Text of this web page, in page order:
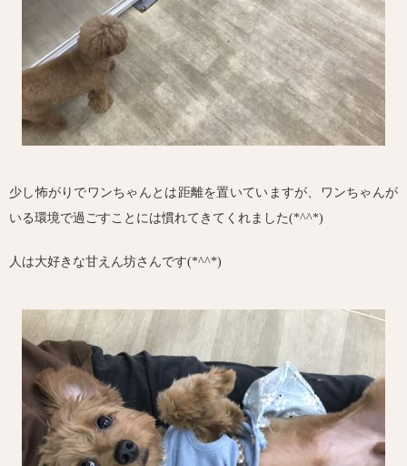
少し怖がりでワンちゃんとは距離を置いていますが、ワンちゃんが
いる環境で過ごすことには慣れてきてくれました(*^^*)
人は大好きな甘えん坊さんです(*^^*)